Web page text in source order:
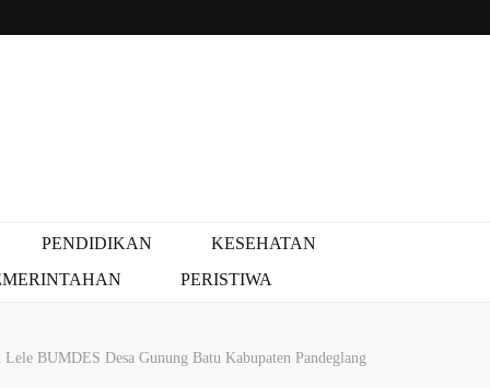
PENDIDIKAN
KESEHATAN
PERISTIWA
BUMDES Desa Gunung Batu Kabupaten Pandeglang